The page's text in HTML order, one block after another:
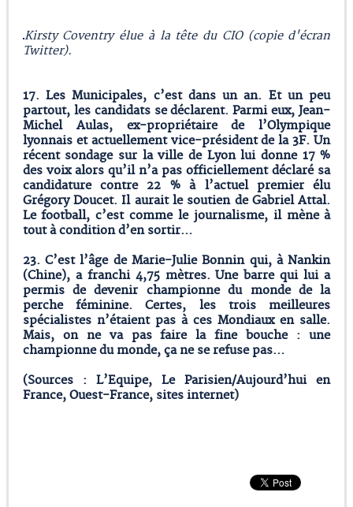
Kirsty Coventry élue à la tête du CIO (copie d'écran
Twitter).
17. Les Municipales, c’est dans un an. Et un peu
partout, les candidats se déclarent. Parmi eux,Jean-
Michel Aulas, ex-propriétaire de l’Olympique
lyonnais et actuellement vice-président de la 3F. Un
récent sondage sur la ville de Lyon lui donne 17 %
des voix alors qu’il n’a pas officiellement déclaré sa
candidature contre 22 % à l’actuel premier élu
Grégory Doucet. Il aurait le soutien de Gabriel Attal.
Le football, c’est comme le journalisme, il mène à
tout à condition d’en sortir…
23. C’est l’âge de Marie-Julie Bonninqui, à Nankin
(Chine), a franchi 4,75 mètres. Une barre qui lui a
permis de devenir championne du monde de la
perche féminine. Certes, les trois meilleures
spécialistes n’étaient pas à ces Mondiaux en salle.
Mais, on ne va pas faire la fine bouche : une
championne du monde, ça ne se refuse pas…
(Sources : L’Equipe, Le Parisien/Aujourd’hui en
France, Ouest-France, sites internet)